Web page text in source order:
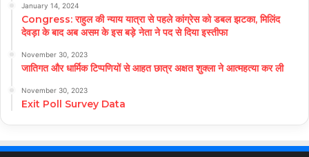
January 14, 2024
Congress: राहुल की न्याय यात्रा से पहले कांग्रेस को डबल झटका, मिलिंद
देवड़ा के बाद अब असम के इस बड़े नेता ने पद से दिया इस्तीफा
November 30, 2023
जातिगत और धार्मिक टिप्पणियों से आहत छात्र अक्षत शुक्ला ने आत्महत्या कर ली
November 30, 2023
Exit Poll Survey Data